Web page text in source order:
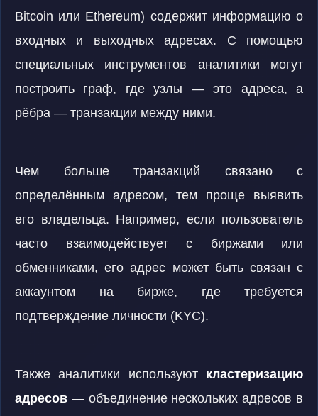
Bitcoin или Ethereum) содержит информацию о
входных и выходных адресах. С помощью
специальных инструментов аналитики могут
построить граф, где узлы — это адреса, а
рёбра — транзакции между ними.
Чем больше транзакций связано с
определённым адресом, тем проще выявить
его владельца. Например, если пользователь
часто взаимодействует с биржами или
обменниками, его адрес может быть связан с
аккаунтом на бирже, где требуется
подтверждение личности (KYC).
Также аналитики используют кластеризацию
адресов — объединение нескольких адресов в